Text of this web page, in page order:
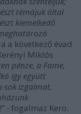
témájuk által
kiemelkedő
a következő évad
Miklós
pénze, a Fame,
így együtt
sok izgalmat,
-fogalmaz Kero.